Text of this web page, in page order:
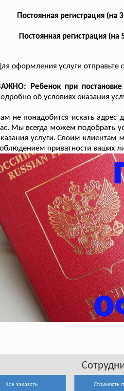
Постоянная регистрация (на
Постоянная регистрация (на
оформления услуги отправьте
Ребенок при
об условиях оказания
не понадобится искать адрес
Мы всегда можем подобрать
услуги. Своим клиентам
приватности ваших
Как заказать Стоимость